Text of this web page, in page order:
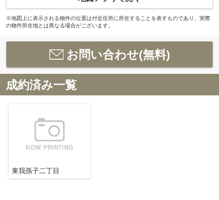
※地図上に表示される物件の位置は付近住所に所在することを表すものであり、実際
の物件所在地とは異なる場合がございます。
お問い合わせ(無料)
成約済み一覧
東我孫子二丁目